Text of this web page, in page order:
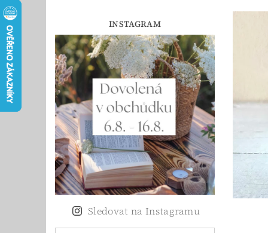
INSTAGRAM
Sledovat na Instagramu